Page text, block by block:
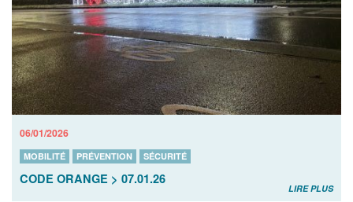
06/01/2026
MOBILITÉ PRÉVENTION SÉCURITÉ
CODE ORANGE > 07.01.26
LIRE PLUS